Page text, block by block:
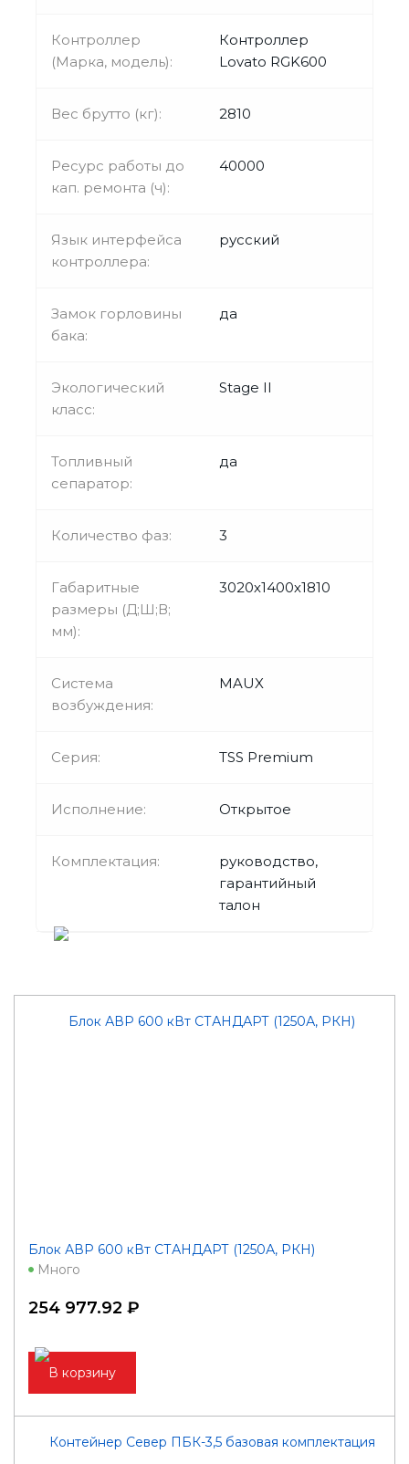
Контроллер
(Марка, модель):
Контроллер
Lovato RGK600
Вес брутто (кг): 2810
Ресурс работы до
кап. ремонта (ч):
40000
Язык интерфейса
контроллера:
русский
Замок горловины
бака:
да
Экологический
класс:
Stage II
Топливный
сепаратор:
да
Количество фаз: 3
Габаритные
размеры (Д;Ш;В;
мм):
3020х1400х1810
Система
возбуждения:
MAUX
Серия: TSS Premium
Исполнение: Открытое
Комплектация:
руководство,
гарантийный
талон
Блок АВР 600 кВт СТАНДАРТ (1250А, РКН)
Много
254 977.92 ₽
В корзину